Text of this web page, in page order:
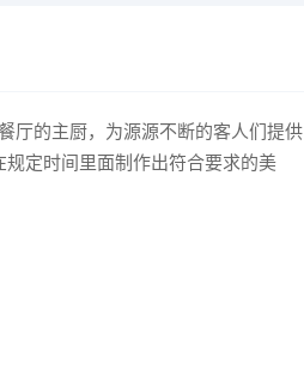
厅的主厨，为源源不断的客人们提供
定时间里面制作出符合要求的美